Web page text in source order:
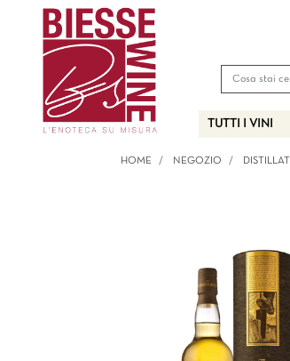
TUTTI I VINI
HOME NEGOZIO DISTILLATI